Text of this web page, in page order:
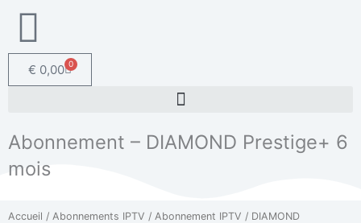
€ 0,00 0
Panier
Abonnement – DIAMOND Prestige+ 6
mois
Accueil / Abonnements IPTV / Abonnement IPTV / DIAMOND